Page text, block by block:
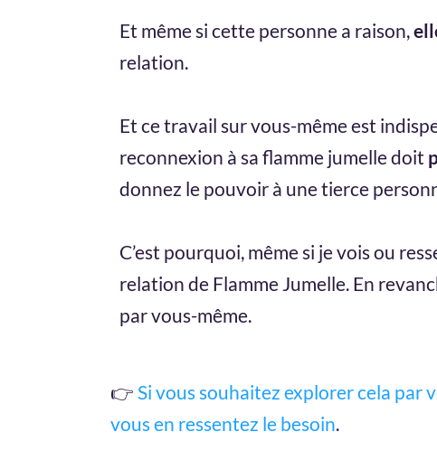
Et même si cette personne a raison,
relation.
Et ce travail sur vous-même est
reconnexion à sa flamme jumelle doit
donnez le pouvoir à une tierce
C’est pourquoi, même si je vois ou
relation de Flamme Jumelle. En
par vous-même.
👉 Si vous souhaitez explorer cela par
vous en ressentez le besoin.